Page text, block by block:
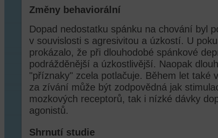
Změny behaviorální
Dopad nedostatku spánku na chování byl
v souvislosti s agresivitou a úzkostí. U
prokázalo, že při dlouhodobé spánkové
podrážděnější a úzkostlivější. Naopak
"příznaky" zcela potlačuje. Během let také
za zívání může být zodpovědná jak
mozkových receptorů, tak i nízké dávky
agonistů.
Shrnutí studie